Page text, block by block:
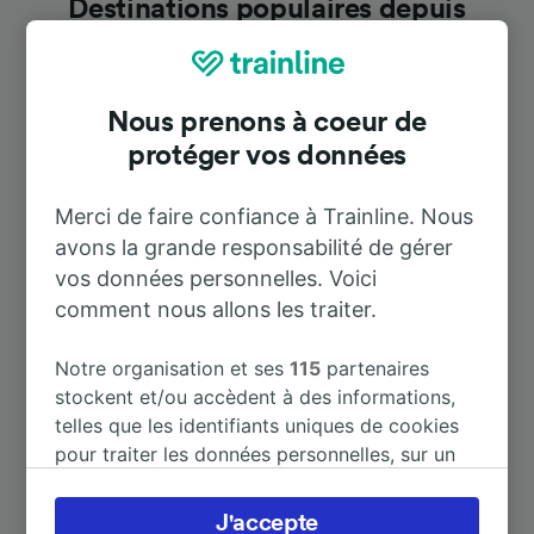
Destinations populaires depuis
Mellrichstadt Bf
Durée
À Frankfurt (Main) Hbf 2 h 39 m
À Schweinfurt Hbf 36 m
À Würzburg Hbf 1 h 6 m
Nous prenons à coeur de
protéger vos données
Merci de faire confiance à Trainline. Nous
avons la grande responsabilité de gérer
vos données personnelles. Voici
comment nous allons les traiter.
Notre organisation et ses115 partenaires
stockent et/ou accèdent à des informations,
telles que les identifiants uniques de cookies
pour traiter les données personnelles, sur un
préférences, notamment en exerçant votre
J'accepte